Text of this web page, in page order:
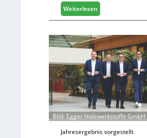
i
s
i
e
r
t
s
i
c
h
Weiterlesen
H
f
e
l
e
e
r
ö
f
f
n
e
Bild: Egger Holzwerkstoffe GmbH
Jahresergebnis vorgestellt